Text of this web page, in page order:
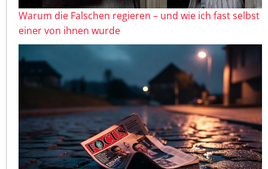
Warum die Falschen regieren – und wie ich fast selbst
einer von ihnen wurde